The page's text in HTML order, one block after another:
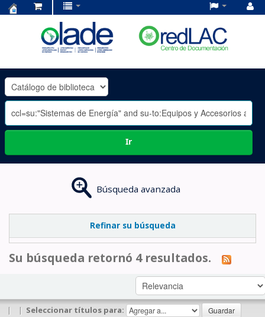
OLADE
-
Ir
Búsqueda avanzada
Refinar su búsqueda
Su búsqueda retornó 4 resultados.
| | Seleccionar títulos para: